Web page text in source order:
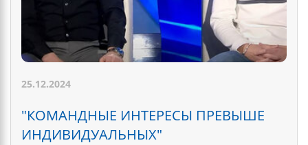
25.12.2024
"КОМАНДНЫЕ ИНТЕРЕСЫ ПРЕВЫШЕ
ИНДИВИДУАЛЬНЫХ"